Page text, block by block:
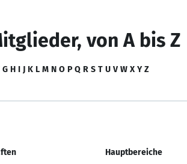
von A bis Z
G H I J K L M N O P Q R S T U V W X Y Z
Hauptbereiche